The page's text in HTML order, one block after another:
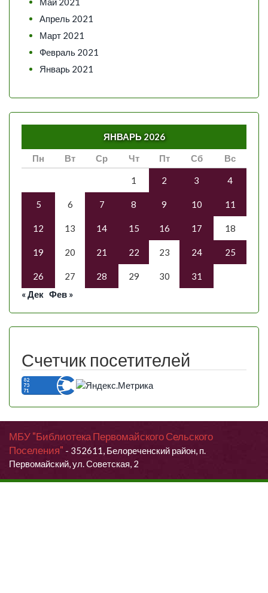
Апрель 2021
Март 2021
Февраль 2021
Январь 2021
ЯНВАРЬ 2026
Пн
Вт Ср Чт Пт Сб Вс
1 2 3 4
5 6 7 8 9 10 11
12 13 14 15 16 17 18
19 20 21 22 23 24 25
26 27 28 29 30
31
« Дек Фев »
Счетчик посетителей
МБУ "Библиотека Первомайского Сельского
Поселения" - 352611, Белореченский район, п.
Первомайский, ул. Советская, 2